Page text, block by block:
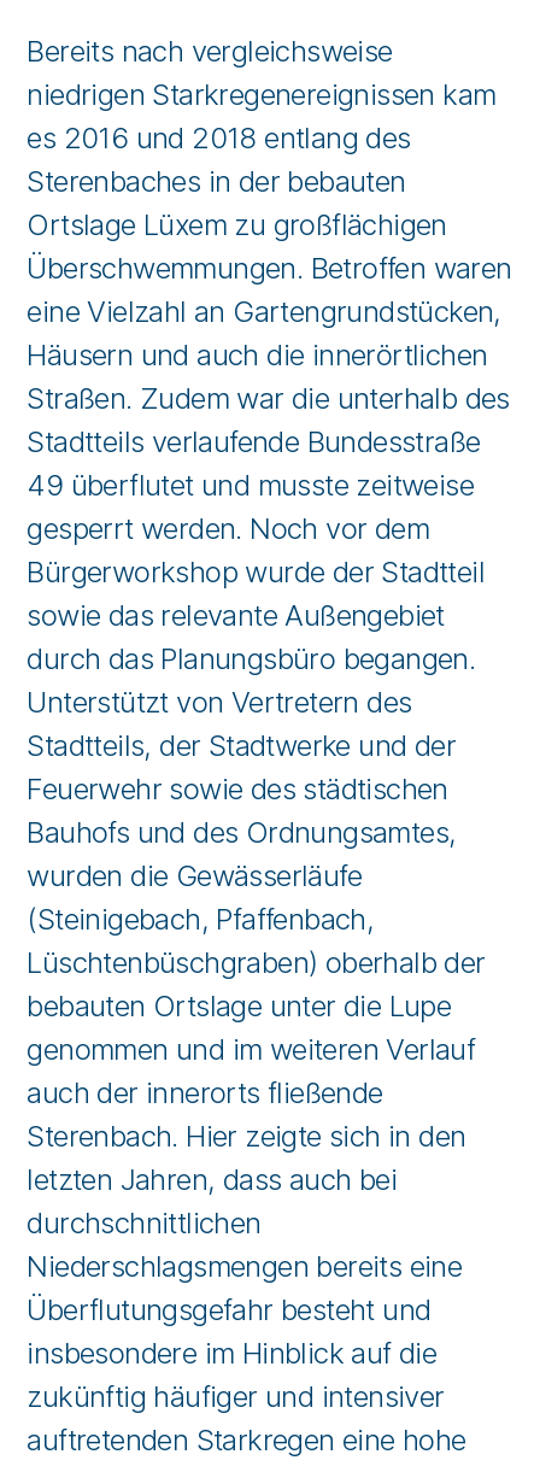
Bereits nach vergleichsweise
niedrigen Starkregenereignissen kam
es 2016 und 2018 entlang des
Sterenbaches in der bebauten
Ortslage Lüxem zu großflächigen
Überschwemmungen. Betroffen waren
eine Vielzahl an Gartengrundstücken,
Häusern und auch die innerörtlichen
Straßen. Zudem war die unterhalb des
Stadtteils verlaufende Bundesstraße
49 überflutet und musste zeitweise
gesperrt werden. Noch vor dem
Bürgerworkshop wurde der Stadtteil
sowie das relevante Außengebiet
durch das Planungsbüro begangen.
Unterstützt von Vertretern des
Stadtteils, der Stadtwerke und der
Feuerwehr sowie des städtischen
Bauhofs und des Ordnungsamtes,
wurden die Gewässerläufe
(Steinigebach, Pfaffenbach,
Lüschtenbüschgraben) oberhalb der
bebauten Ortslage unter die Lupe
genommen und im weiteren Verlauf
auch der innerorts fließende
Sterenbach. Hier zeigte sich in den
letzten Jahren, dass auch bei
durchschnittlichen
Niederschlagsmengen bereits eine
Überflutungsgefahr besteht und
insbesondere im Hinblick auf die
zukünftig häufiger und intensiver
auftretenden Starkregen eine hohe